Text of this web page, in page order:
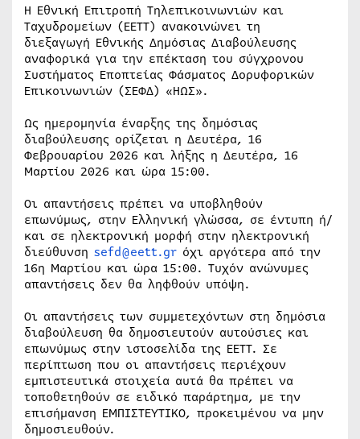
Η Εθνική Επιτροπή Τηλεπικοινωνιών και
Ταχυδρομείων (ΕΕΤΤ) ανακοινώνει τη
διεξαγωγή Εθνικής Δημόσιας Διαβούλευσης
αναφορικά για την επέκταση του σύγχρονου
Συστήματος Εποπτείας Φάσματος Δορυφορικών
Επικοινωνιών (ΣΕΦΔ) «ΗΩΣ».
Ως ημερομηνία έναρξης της δημόσιας
διαβούλευσης ορίζεται η Δευτέρα, 16
Φεβρουαρίου 2026 και λήξης η Δευτέρα, 16
Μαρτίου 2026 και ώρα 15:00.
Οι απαντήσεις πρέπει να υποβληθούν
επωνύμως, στην Ελληνική γλώσσα, σε έντυπη ή/
και σε ηλεκτρονική μορφή στην ηλεκτρονική
διεύθυνση sefd@eett.gr όχι αργότερα από την
16η Μαρτίου και ώρα 15:00. Τυχόν ανώνυμες
απαντήσεις δεν θα ληφθούν υπόψη.
Οι απαντήσεις των συμμετεχόντων στη δημόσια
διαβούλευση θα δημοσιευτούν αυτούσιες και
επωνύμως στην ιστοσελίδα της ΕΕΤΤ. Σε
περίπτωση που οι απαντήσεις περιέχουν
εμπιστευτικά στοιχεία αυτά θα πρέπει να
τοποθετηθούν σε ειδικό παράρτημα, με την
επισήμανση ΕΜΠΙΣΤΕΥΤΙΚΟ, προκειμένου να μην
δημοσιευθούν.